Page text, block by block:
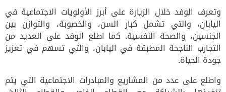
وتعرف الوفد خلال الزيارة على أبرز الأولويات الاجتماعية في
اليابان، والتي تشمل كبار السن، والخصوبة، والتوازن بين
الجنسين، والصحة النفسية. كما اطلع الوفد على العديد من
التجارب الناجحة المطبقة في اليابان، والتي تسهم في تعزيز
جودة الحياة.
واطلع على عدد من المشاريع والمبادرات الاجتماعية التي يتم